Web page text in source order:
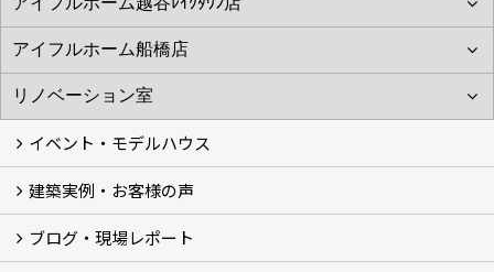
イベント・モデルハウス
イベント
モデルハウス見学
建築実例・お客様の声
建築実例
お客様の声
ブログ・現場レポート